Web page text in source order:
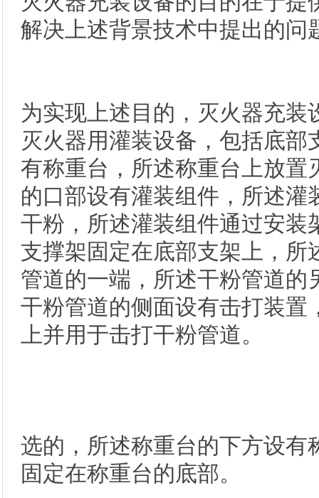
解决上述背景技术中提出的问
为实现上述目的，灭火器充
灭火器用灌装设备，包括底
有称重台，所述称重台上放置
的口部设有灌装组件，所述
干粉，所述灌装组件通过安装
支撑架固定在底部支架上，
管道的一端，所述干粉管道
干粉管道的侧面设有击打装置
上并用于击打干粉管道。
选的，所述称重台的下方设有
固定在称重台的底部。